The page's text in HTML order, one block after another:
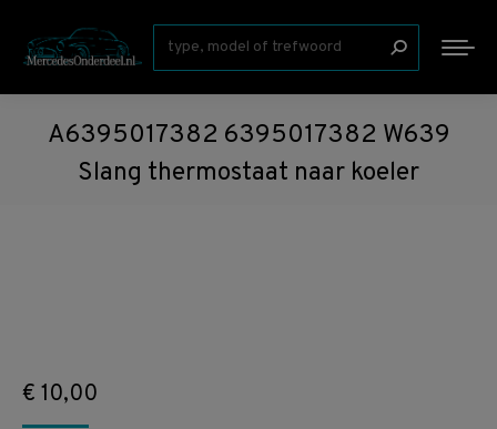
Zoeken:
A6395017382 6395017382 W639
Slang thermostaat naar koeler
€ 10,00